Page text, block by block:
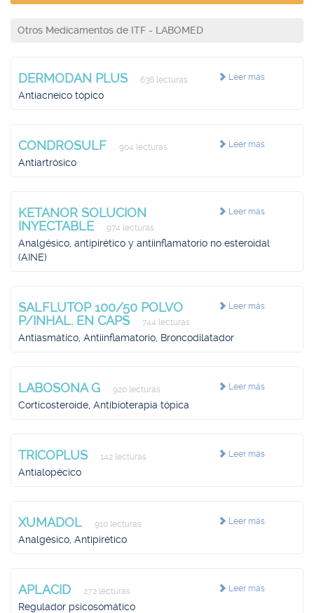
Otros Medicamentos de ITF - LABOMED
Leer más
DERMODAN PLUS 636 lecturas
Antiacneico tópico
Leer más
CONDROSULF 904 lecturas
Antiartrósico
Leer más
KETANOR SOLUCION
INYECTABLE
974 lecturas
Analgésico, antipirético y antiinflamatorio no esteroidal
(AINE)
Leer más
SALFLUTOP 100/50 POLVO
P/INHAL. EN CAPS
744 lecturas
Antiasmático, Antiinflamatorio, Broncodilatador
Leer más
LABOSONA G 920 lecturas
Corticosteroide, Antibioterapia tópica
Leer más
TRICOPLUS 142 lecturas
Antialopécico
Leer más
XUMADOL 910 lecturas
Analgésico, Antipirético
Leer más
APLACID 272 lecturas
Regulador psicosomático